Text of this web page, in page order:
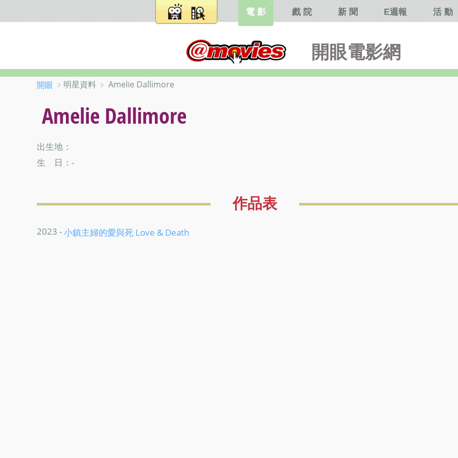
開眼電影網
電 影 戲 院 新 聞 E週報 活 動
開眼 ﹥明星資料 ﹥ Amelie Dallimore
Amelie Dallimore
出生地：
生 日：-
作品表
2023 -小鎮主婦的愛與死 Love & Death